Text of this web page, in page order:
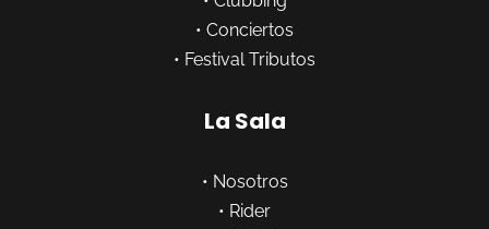
• Conciertos
• Festival Tributos
La Sala
• Nosotros
• Rider